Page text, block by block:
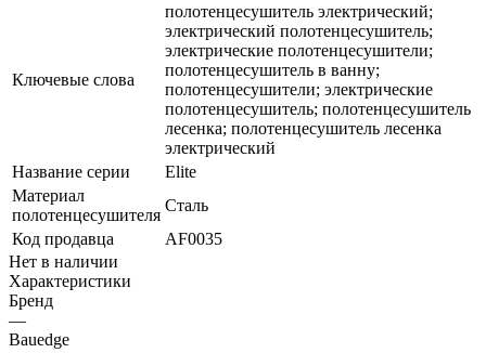
Ключевые слова
полотенцесушитель электрический;
электрический полотенцесушитель;
электрические полотенцесушители;
полотенцесушитель в ванну;
полотенцесушители; электрические
полотенцесушитель; полотенцесушитель
лесенка; полотенцесушитель лесенка
электрический
Название серии
Elite
Материал
полотенцесушителя
Сталь
Код продавца
AF0035
Нет в наличии
Характеристики
Бренд
—
Bauedge